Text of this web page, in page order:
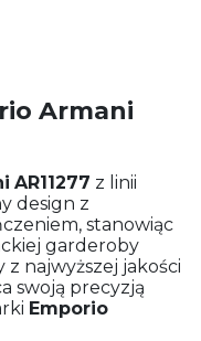
Armani
AR11277 z linii
design z
stanowiąc
garderoby
najwyższej jakości
swoją precyzją
Emporio